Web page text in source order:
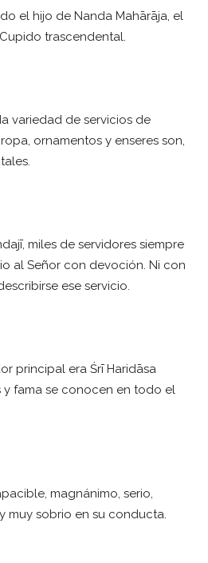
el hijo de Nanda Mahārāja, el
trascendental.
variedad de servicios de
ornamentos y enseres son,
miles de servidores siempre
al Señor con devoción. Ni con
ese servicio.
principal era Śrī Haridāsa
y fama se conocen en todo el
magnánimo, serio,
muy sobrio en su conducta.